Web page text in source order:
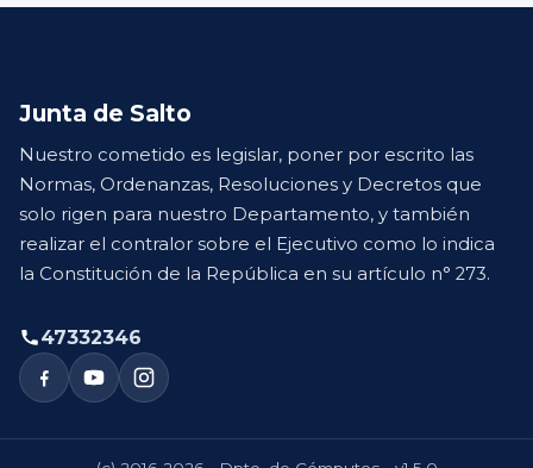
Junta de Salto
Nuestro cometido es legislar, poner por escrito las
Normas, Ordenanzas, Resoluciones y Decretos que
solo rigen para nuestro Departamento, y también
realizar el contralor sobre el Ejecutivo como lo indica
la Constitución de la República en su artículo n° 273.
47332346